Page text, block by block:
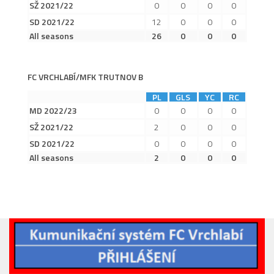
2019/20
2018/19
2016/17
Vzkazy
B tým
Historie MB
Zápasy MB 2025/26
Zápasy MB 2024/25
SŽ 2021/22
0 0 0
0
SD 2021/22
12 0 0
0
All seasons
26 0 0 0
FC VRCHLABÍ/MFK TRUTNOV B
PL
GLS YC
RC
MD 2022/23
0 0 0
0
SŽ 2021/22
2 0 0
0
SD 2021/22
0 0 0
0
All seasons
2 0 0 0